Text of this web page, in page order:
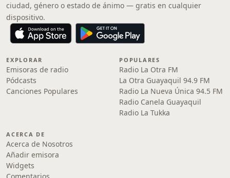
ciudad, género o estado de ánimo — gratis en cualquier
dispositivo.
EXPLORAR
Emisoras de radio
Pódcasts
Canciones Populares
POPULARES
Radio La Otra FM
La Otra Guayaquil 94.9 FM
Radio La Nueva Única 94.5 FM
Radio Canela Guayaquil
Radio La Tukka
ACERCA DE
Acerca de Nosotros
Añadir emisora
Widgets